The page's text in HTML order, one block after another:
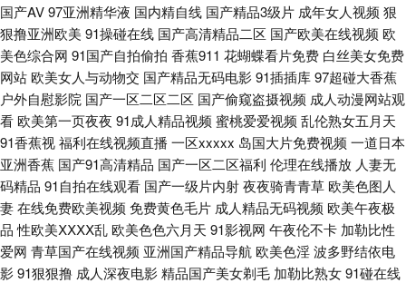
69成人超碰 91丝袜在线 国产黑丝TV 青青草原黄色视频 51福利社污 91秒拍
网 99中文字幕在线视频 久久福利资源 深爱激情海角社区 91老司机福利
www欧美成人 国内精品tp天堂 欧美韩日色 亚洲一区二区三区人妻 91精选在
线观看 wwwc片资源视频 韩国日本欧美国产 人人操人人干av97 五月天婷婷
小说网站 91国产高清视频 WWW国产亚洲精品 狠狠干网站 日韩免费成人网
亚洲成人黄色网址 91手机在线视频 超碰人妻99 国际东方AV在线 青青久久
国产AV97亚洲精华液 国内精自线 国产精品3级片 成年女人视频 狠
狠撸亚洲欧美91操碰在线 国产高清精品二区 国产欧美在线视频 欧
美色综合网 91国产自拍偷拍 香蕉911 花蝴蝶看片免费 白丝美女免费
网站 欧美女人与动物交 国产精品无码电影91插插库97超碰大香蕉
户外自慰影院 国产一区二区二区 国产偷窥盗摄视频 成人动漫网站观
看 欧美第一页夜夜 91成人精品视频 蜜桃爱爱视频 乱伦熟女五月天
91香蕉视福利在线视频直播 一区xxxxx 岛国大片免费视频 一道日本
亚洲香蕉 国产91高清精品 国产一区二区福利 伦理在线播放 人妻无
码精品 91自拍在线观看 国产一级片内射夜夜骑青青草 欧美色图人
妻在线免费欧美视频 免费黄色毛片 成人精品无码视频 欧美午夜极
品 性欧美ⅩⅩⅩⅩ乱 欧美色色六月天 91影视网 午夜伦不卡 加勒比性
爱网 青草国产在线视频 亚洲国产精品导航 欧美色淫波多野结依电
影91狠狠撸 成人深夜电影精品国产美女剃毛 加勒比熟女91碰在线